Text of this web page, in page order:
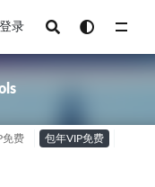
登录
免费 包年VIP免费